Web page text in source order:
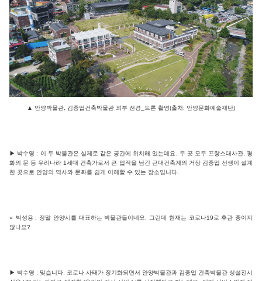
▲ 안양박물관, 김중업건축박물관 외부 전경_드론 촬영(출처: 안양문화예술재단)
▶ 박수영 : 이 두 박물관은 실제로 같은 공간에 위치해 있는데요. 두 곳 모두 프랑스대사관, 평
화의 문 등 우리나라 1세대 건축가로서 큰 업적을 남긴 근대건축계의 거장 김중업 선생이 설계
한 곳으로 안양의 역사와 문화를 쉽게 이해할 수 있는 장소입니다.
○ 박성용 : 정말 안양시를 대표하는 박물관들이네요. 그런데 현재는 코로나19로 휴관 중이지
않나요?
▶ 박수영 : 맞습니다. 코로나 사태가 장기화되면서 안양박물관과 김중업 건축박물관 상설전시